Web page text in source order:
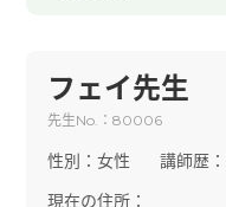
フェイ先生
先生No. ：80006
性別：女性 講師歴：
現在の住所：